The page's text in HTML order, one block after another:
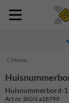
Home
Huisnummerbord-
Art.nr. SIGN.a18799